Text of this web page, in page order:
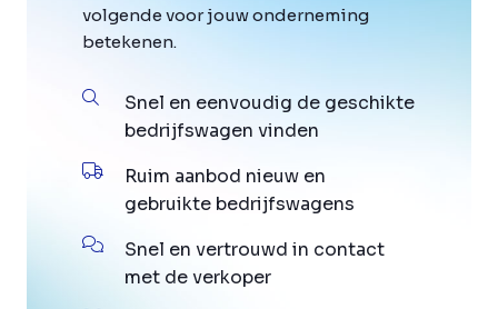
volgende voor jouw onderneming
betekenen.
Snel en eenvoudig de geschikte
bedrijfswagen vinden
Ruim aanbod nieuw en
gebruikte bedrijfswagens
Snel en vertrouwd in contact
met de verkoper